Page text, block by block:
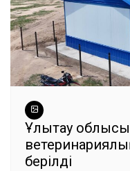
Ұлытау
берілді